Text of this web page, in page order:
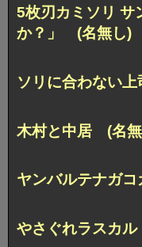
5枚刃カミソリ サ
か？」 (名無し)
ソリに合わない
木村と中居 (名
ヤンバルテナガ
やさぐれラスカ